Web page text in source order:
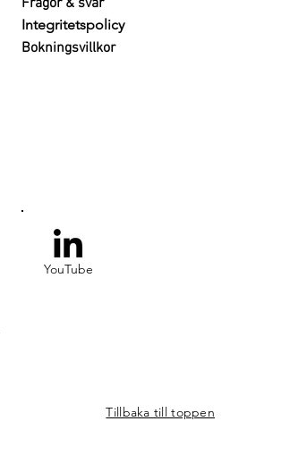
Frågor & svar
Integritetspolicy
Bokningsvillkor
YouTube
Tillbaka till toppen